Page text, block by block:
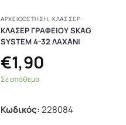
ΑΡΧΕΙΟΘΕΤΗΣΗ, ΚΛΑΣΣΈΡ
ΚΛΑΣΕΡ ΓΡΑΦΕΙΟΥ SKAG
SYSTEM 4-32 ΛΑΧΑΝΙ
€1,90
Σε απόθεμα
Κωδικός:228084